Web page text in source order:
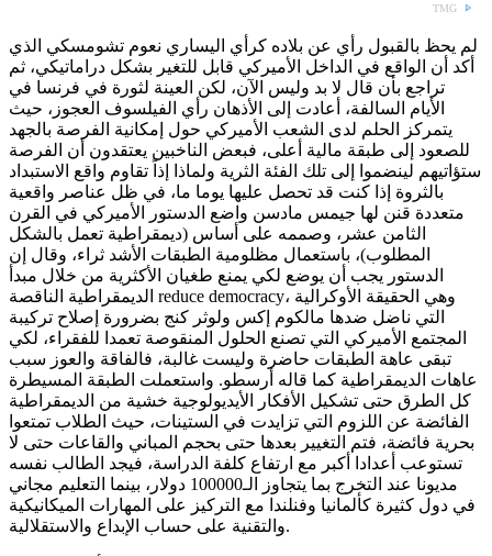
TMG
لم يحظ بالقبول رأي عن بلاده كرأي اليساري نعوم تشومسكي الذي
أكد أن الواقع في الداخل الأميركي قابل للتغير بشكل دراماتيكي، ثم
تراجع بأن قال لا بد وليس الآن، لكن العينة لثورة في فرنسا في
الأيام السالفة، أعادت إلى الأذهان رأي الفيلسوف العجوز، حيث
يتمركز الحلم لدى الشعب الأميركي حول إمكانية الفرصة بالجهد
للصعود إلى طبقة مالية أعلى، فبعض الناخبين يعتقدون أن الفرصة
ستؤاتيهم لينضموا إلى تلك الفئة الثرية ولماذا إذاً تقاوم واقع الاستبداد
بالثروة إذا كنت قد تحصل عليها يوما ما، في ظل عناصر واقعية
متعددة قنن لها جيمس مادسن واضع الدستور الأميركي في القرن
الثامن عشر، وصممه على أساس (ديمقراطية تعمل بالشكل
المطلوب)، باستعمال مظلومية الطبقات الأشد ثراء، وقال إن
الدستور يجب أن يوضع لكي يمنع طغيان الأكثرية من خلال مبدأ
الديمقراطية الناقصة reduce democracy، وهي الحقيقة الأوكرالية
التي ناضل ضدها مالكوم إكس ولوثر كنج بضرورة إصلاح تركيبة
المجتمع الأميركي التي تصنع الحلول المنقوصة تعمدا للفقراء، لكي
تبقى عاهة الطبقات حاضرة وليست غالبة، فالفاقة والعوز سبب
عاهات الديمقراطية كما قاله أرسطو. واستعملت الطبقة المسيطرة
كل الطرق حتى تشكيل الأفكار الأيديولوجية خشية من الديمقراطية
الفائضة عن اللزوم التي تزايدت في الستينات، حيث الطلاب تمتعوا
بحرية فائضة، فتم التغيير بعدها حتى بحجم المباني والقاعات حتى لا
تستوعب أعدادا أكبر مع ارتفاع كلفة الدراسة، فيجد الطالب نفسه
مديونا عند التخرج بما يتجاوز الـ100000 دولار، بينما التعليم مجاني
في دول كثيرة كألمانيا وفنلندا مع التركيز على المهارات الميكانيكية
والتقنية على حساب الإبداع والاستقلالية.